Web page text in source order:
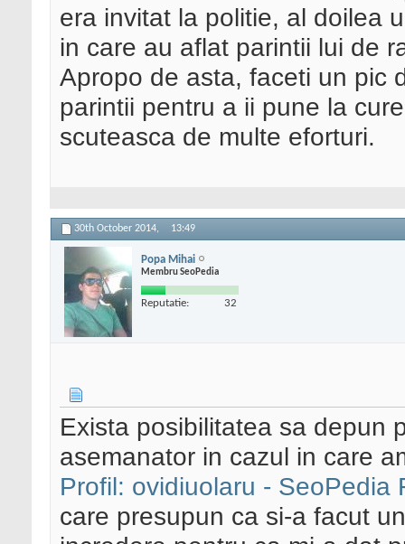
era invitat la politie, al doilea
in care au aflat parintii lui de
Apropo de asta, faceti un pic
parintii pentru a ii pune la
scuteasca de multe eforturi.
30th October 2014, 13:49
Popa Mihai
Membru SeoPedia
Reputatie: 32
Exista posibilitatea sa depun
asemanator in cazul in care
Profil: ovidiuolaru - SeoPedia
care presupun ca si-a facut